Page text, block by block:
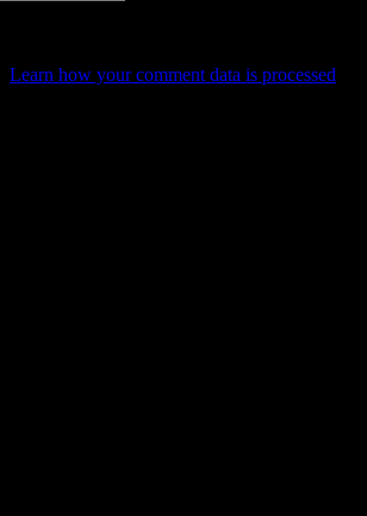
Learn how your comment data is processed